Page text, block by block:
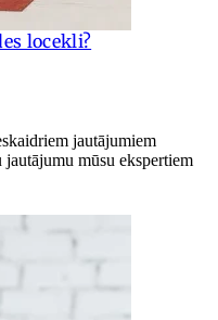
locekli?
jautājumiem
mūsu ekspertiem